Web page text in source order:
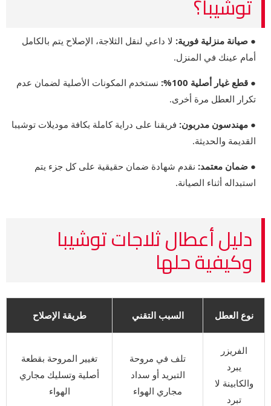
● صيانة منزلية فورية: لا داعي لنقل الثلاجة، الإصلاح يتم بالكامل
أمام عينك في المنزل.
● قطع غيار أصلية 100%:
نستخدم المكونات الأصلية لضمان عدم
تكرار العطل مرة أخرى.
● مهندسون مدربون: فريقنا على دراية كاملة بكافة موديلات توشيبا
القديمة والحديثة.
● ضمان معتمد: نقدم شهادة ضمان حقيقية على كل جزء يتم
استبداله أثناء الصيانة.
دليل أعطال ثلاجات توشيبا
وكيفية حلها
نوع العطل السبب التقني طريقة الإصلاح
الفريزر
يبرد
والكابينة لا
تبرد
تلف في مروحة
التبريد أو سداد
مجاري الهواء
تغيير المروحة بقطعة
أصلية وتسليك مجاري
الهواء